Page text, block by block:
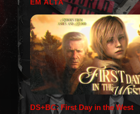
EM ALTA
DS+BC: First Day in the West